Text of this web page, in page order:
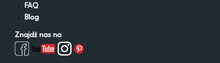
FAQ
Blog
Znajdź nas na